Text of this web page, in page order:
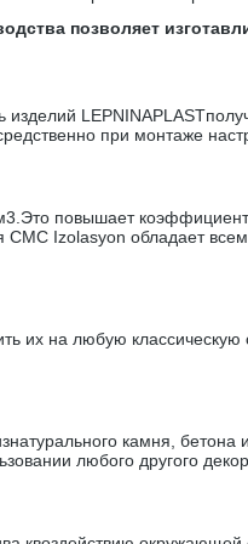
позволяет
при монтаже
повышает
Izolasyon обладает
их на любую классическую
камня,
любого другого